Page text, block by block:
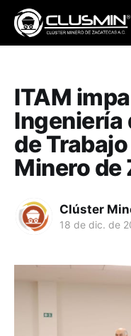
ITAM
Ingeniería
de
Minero de
Clúster
18 de dic. de